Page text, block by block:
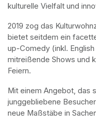
kulturelle Vielfalt und
2019 zog das
bietet seitdem ein
up-Comedy (inkl.
mitreißende Shows und
Feiern.
Mit einem Angebot, das
junggebliebene
neue Maßstäbe in